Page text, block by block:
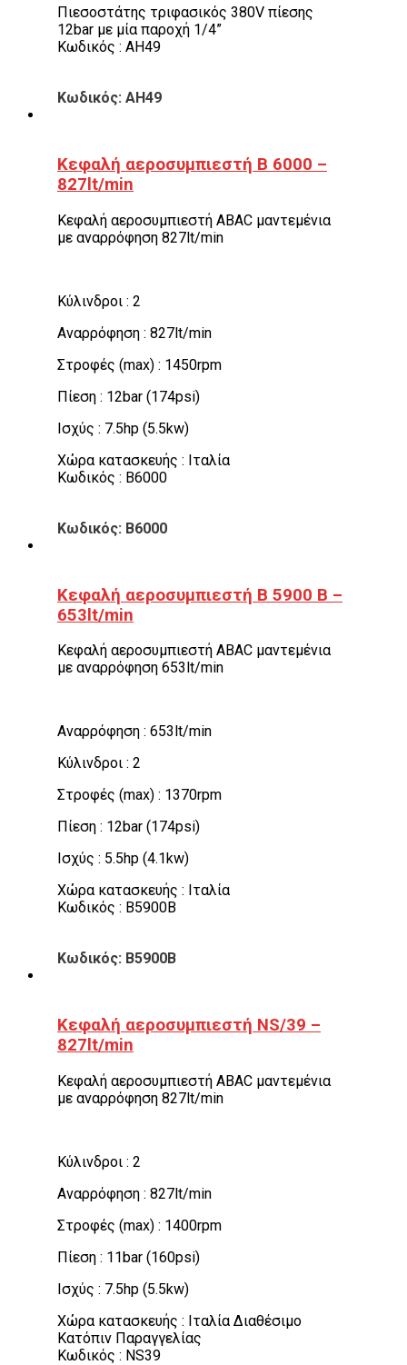
Πιεσοστάτης τριφασικός 380V πίεσης
12bar με μία παροχή 1/4”
Κωδικός : AH49
Κωδικός: AH49
Κεφαλή αεροσυμπιεστή Β 6000 –
827lt/min
Κεφαλή αεροσυμπιεστή ABAC μαντεμένια
με αναρρόφηση 827lt/min
Κύλινδροι : 2
Αναρρόφηση : 827lt/min
Στροφές (max) : 1450rpm
Πίεση : 12bar (174psi)
Ισχύς : 7.5hp (5.5kw)
Χώρα κατασκευής : Ιταλία
Κωδικός : B6000
Κωδικός: B6000
Κεφαλή αεροσυμπιεστή Β 5900 Β –
653lt/min
Κεφαλή αεροσυμπιεστή ABAC μαντεμένια
με αναρρόφηση 653lt/min
Αναρρόφηση : 653lt/min
Κύλινδροι : 2
Στροφές (max) : 1370rpm
Πίεση : 12bar (174psi)
Ισχύς : 5.5hp (4.1kw)
Χώρα κατασκευής : Ιταλία
Κωδικός : B5900B
Κωδικός: B5900B
Κεφαλή αεροσυμπιεστή NS/39 –
827lt/min
Κεφαλή αεροσυμπιεστή ABAC μαντεμένια
με αναρρόφηση 827lt/min
Κύλινδροι : 2
Αναρρόφηση : 827lt/min
Στροφές (max) : 1400rpm
Πίεση : 11bar (160psi)
Ισχύς : 7.5hp (5.5kw)
Χώρα κατασκευής : Ιταλία Διαθέσιμο
Κατόπιν Παραγγελίας
Κωδικός : NS39